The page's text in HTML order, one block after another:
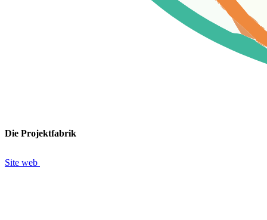
Die Projektfabrik
Site web